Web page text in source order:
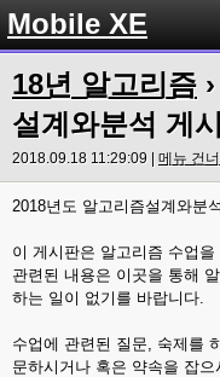
Mobile XE
18년 알고리즘 ›
설계와분석 게
2018.09.18 11:29:09 | 메뉴 건너
2018년도 알고리즘설계와분
이 게시판은 알고리즘 수업
관련된 내용은 이곳을 통해
하는 일이 없기를 바랍니다.
수업에 관련된 질문, 숙제를
문하시거나 혹은 약속을 잡